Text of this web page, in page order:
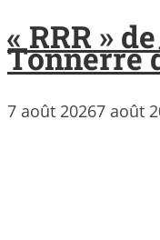
« RRR »
Tonnerre
7 août 20267 août